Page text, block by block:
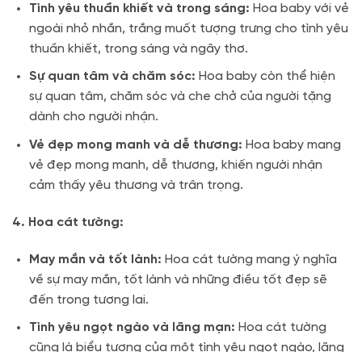
Tình yêu thuần khiết và trong sáng: Hoa baby với vẻ
ngoài nhỏ nhắn, trắng muốt tượng trưng cho tình yêu
thuần khiết, trong sáng và ngây thơ.
Sự quan tâm và chăm sóc: Hoa baby còn thể hiện
sự quan tâm, chăm sóc và che chở của người tặng
dành cho người nhận.
Vẻ đẹp mong manh và dễ thương: Hoa baby mang
vẻ đẹp mong manh, dễ thương, khiến người nhận
cảm thấy yêu thương và trân trọng.
4. Hoa cát tường:
May mắn và tốt lành: Hoa cát tường mang ý nghĩa
về sự may mắn, tốt lành và những điều tốt đẹp sẽ
đến trong tương lai.
Tình yêu ngọt ngào và lãng mạn: Hoa cát tường
cũng là biểu tượng của một tình yêu ngọt ngào, lãng